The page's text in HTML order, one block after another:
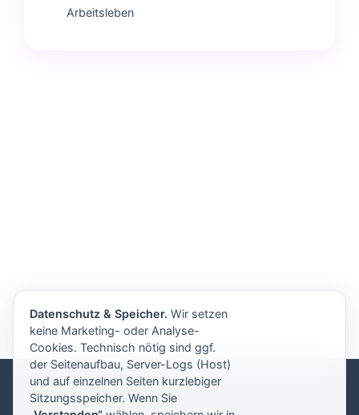
Arbeitsleben
Datenschutz & Speicher. Wir setzen
keine Marketing- oder Analyse-
Cookies. Technisch nötig sind ggf.
der Seitenaufbau, Server-Logs (Host)
und auf einzelnen Seiten kurzlebiger
Sitzungsspeicher. Wenn Sie